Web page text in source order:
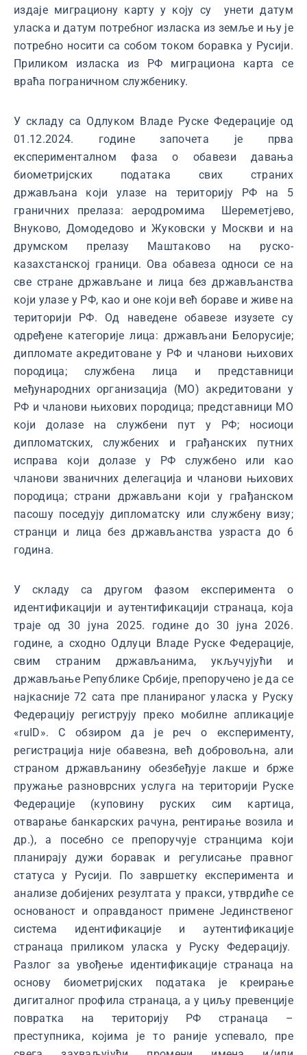
издаје миграциону карту у коју су унети датум
уласка и датум потребног изласка из земље и њу је
потребно носити са собом током боравка у Русији.
Приликом изласка из РФ миграциона карта се
враћа пограничном службенику.
У складу са Одлуком Владе Руске Федерације од
01.12.2024. године
започета је прва
експерименталном фаза о обавези давања
биометријских података свих страних
држављана
који улазе на територију РФ на 5
граничних прелаза: аеродромима Шереметјево,
Внуково, Домодедово и Жуковски у Москви и на
друмском прелазу Маштаково на руско-
казахстанској граници. Ова обавеза односи се на
све стране држављане и лица без држављанства
који улазе у РФ, као и оне који већ бораве и живе на
територији РФ. Од наведене обавезе изузете су
одређене категорије лица: држављани Белорусије;
дипломате акредитоване у РФ и чланови њихових
породица; службена лица и представници
међународних организација (МО) акредитовани у
РФ и чланови њихових породица; представници МО
који долазе на службени пут у РФ; носиоци
дипломатских, службених и грађанских путних
исправа који долазе у РФ службено или као
чланови званичних делегација и чланови њихових
породица; страни држављани који у грађанском
пасошу поседују дипломатску или службену визу;
странци и лица без држављанства узраста до 6
година.
У складу са другом фазом експеримента о
идентификацији и аутентификацији странаца, која
траје од 30 јуна 2025. године до 30 јуна 2026.
године, а сходно Одлуци Владе Руске Федерације,
свим страним држављанима, укључујући и
држављање Републике Србије, препоручено је да се
најкасније 72 сата пре планираног уласка у Руску
Федерацију региструју преко мобилне апликације
«ruID». С обзиром да је реч о експерименту,
регистрација није обавезна, већ добровољна, али
страном држављанину обезбеђује лакше и брже
пружање разноврсних услуга на територији Руске
Федерације (куповину руских сим картица,
отварање банкарских рачуна, рентирање возила и
др.), а посебно се препоручује странцима који
планирају дужи боравак и регулисање правног
статуса у Русији. По завршетку експеримента и
анализе добијених резултата у пракси, утврдиће се
основаност и оправданост примене Јединственог
система идентификације и аутентификације
странаца приликом уласка у Руску Федерацију.
Разлог за увођење идентификације странаца на
основу биометријских података је креирање
дигиталног профила странаца, а у циљу превенције
повратка на територију РФ странаца –
преступника, којима је то раније успевало, пре